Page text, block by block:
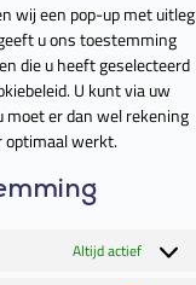
wij een pop-up met uitleg
u ons toestemming
die u heeft geselecteerd
U kunt via uw
moet er dan wel rekening
optimaal werkt.
Altijd actief